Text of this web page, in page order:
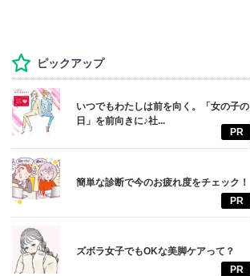
ピックアップ
いつでもわたしは前を向く。「女の子の
日」を前向きに♪社...
PR
簡単な診断で今のお疲れ度をチェック！
PR
ズボラ女子でもOKな美脚ケアって？
PR